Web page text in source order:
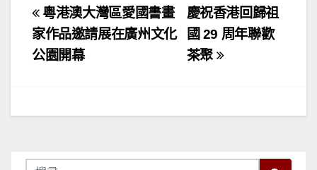
文
章
導
慶祝香港回歸祖
國 29 周年聯歡
茶聚
粵港澳大灣區愛國書畫
家作品邀請展在廣州文化
公園開幕